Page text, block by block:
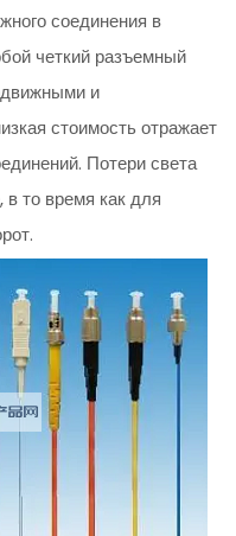
соединения в
четкий разъемный
и
стоимость отражает
Потери света
то время как для